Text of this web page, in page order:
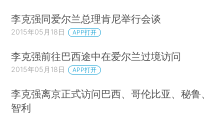
李克强同爱尔兰总理肯尼举行会谈
2015年05月18日 APP打开
李克强前往巴西途中在爱尔兰过境访问
2015年05月18日 APP打开
李克强离京正式访问巴西、哥伦比亚、秘鲁、
智利